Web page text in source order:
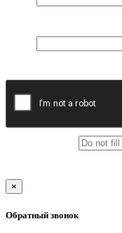
×
Обратный звонок